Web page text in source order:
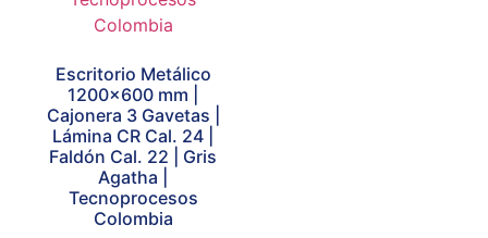
Escritorio Metálico
1200×600 mm |
Cajonera 3 Gavetas |
Lámina CR Cal. 24 |
Faldón Cal. 22 | Gris
Agatha |
Tecnoprocesos
Colombia